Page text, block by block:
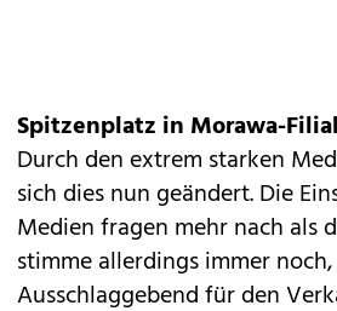
Spitzenplatz in Morawa-
Durch den extrem starken
sich dies nun geändert. Die
Medien fragen mehr nach als
stimme allerdings immer
Ausschlaggebend für den